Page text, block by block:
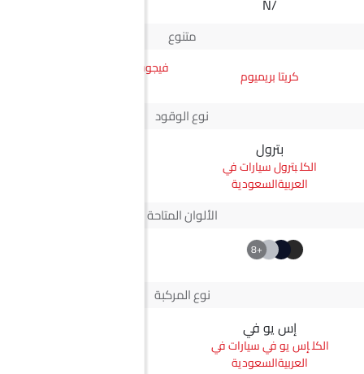
N/A
متنوع
كريتا بريميوم
فيجوس جي إل ناقل أوتوماتيكي
نوع الوقود
بترول
بترول سيارات في
العربيةالسعودية
الألوان المتاحة
+8
نوع المركبة
إس يو في
إس يو في سيارات في
العربيةالسعودية